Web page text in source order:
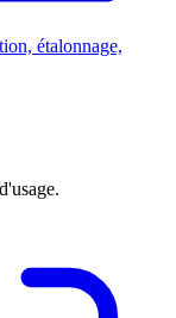
étalonnage,